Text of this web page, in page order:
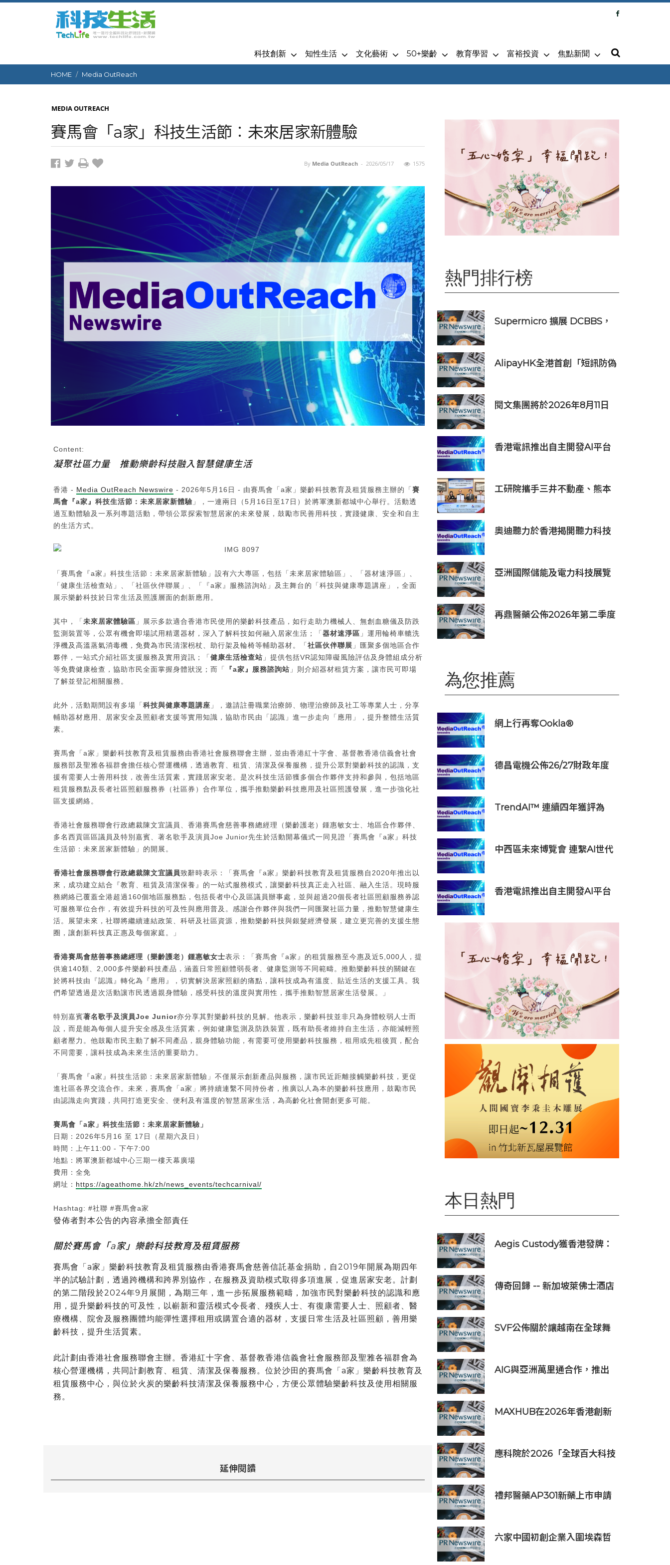
科技創新 知性生活 文化藝術 50+樂齡 教育學習 富裕投資 焦點新聞
HOME Media OutReach
MEDIA OUTREACH
賽馬會「a家」科技生活節︰未來居家新體驗
By Media OutReach - 2026/05/17 1575
Content:
凝聚社區力量 推動樂齡科技融入智慧健康生活
香港 - Media OutReach Newswire - 2026年5月16日 - 由賽馬會「a家」樂齡科技教育及租賃服務主辦的「賽
馬會『a家』科技生活節：未來居家新體驗 」，一連兩日（5月16日至17日）於將軍澳新都城中心舉行。活動透
過互動體驗及一系列專題活動，帶領公眾探索智慧居家的未來發展，鼓勵市民善用科技，實踐健康、安全和自主
的生活方式。
「賽馬會『a家』科技生活節：未來居家新體驗」設有六大專區，包括「未來居家體驗區」、「器材速淨區」、
「健康生活檢查站」、「社區伙伴聯展」、「『a家』服務諮詢站」及主舞台的「科技與健康專題講座」，全面
展示樂齡科技於日常生活及照護層面的創新應用。
其中，「未來居家體驗區 」展示多款適合香港市民使用的樂齡科技產品，如行走助力機械人、無創血糖儀及防跌
監測裝置等，公眾有機會即場試用精選器材，深入了解科技如何融入居家生活；「器材速淨區 」運用輪椅車轆洗
淨機及高溫蒸氣消毒機，免費為市民清潔枴杖、助行架及輪椅等輔助器材。「社區伙伴聯展 」匯聚多個地區合作
夥伴，一站式介紹社區支援服務及實用資訊；「健康生活檢查站 」提供包括VR認知障礙風險評估及身體組成分析
等免費健康檢查，協助市民全面掌握身體狀況；而「
『a家』服務諮詢站 」則介紹器材租賃方案，讓市民可即場
了解並登記相關服務。
此外，活動期間設有多場「科技與健康專題講座 」，邀請註冊職業治療師、物理治療師及社工等專業人士，分享
輔助器材應用、居家安全及照顧者支援等實用知識，協助市民由「認識」進一步走向「應用」，提升整體生活質
素。
賽馬會「a家」樂齡科技教育及租賃服務由香港社會服務聯會主辦，並由香港紅十字會、基督教香港信義會社會
服務部及聖雅各福群會擔任核心營運機構，透過教育、租賃、清潔及保養服務，提升公眾對樂齡科技的認識，支
援有需要人士善用科技，改善生活質素，實踐居家安老。是次科技生活節獲多個合作夥伴支持和參與，包括地區
租賃服務點及長者社區照顧服務券（社區券）合作單位，攜手推動樂齡科技應用及社區照護發展，進一步強化社
區支援網絡。
香港社會服務聯會行政總裁陳文宜議員、香港賽馬會慈善事務總經理（樂齡護老）鍾惠敏女士、地區合作夥伴、
多名西貢區區議員及特別嘉賓、著名歌手及演員Joe Junior先生於活動開幕儀式一同見證「賽馬會『a家』科技
生活節：未來居家新體驗」的開展。
香港社會服務聯會行政總裁陳文宜議員致辭時表示：「賽馬會『a家』樂齡科技教育及租賃服務自2020年推出以
來，成功建立結合『教育、租賃及清潔保養』的一站式服務模式，讓樂齡科技真正走入社區、融入生活。現時服
務網絡已覆蓋全港超過160個地區服務點，包括長者中心及區議員辦事處，並與超過20個長者社區照顧服務券認
可服務單位合作，有效提升科技的可及性與應用普及。感謝合作夥伴與我們一同匯聚社區力量，推動智慧健康生
活。展望未來，社聯將繼續連結政策、科研及社區資源，推動樂齡科技與銀髮經濟發展，建立更完善的支援生態
圈，讓創新科技真正惠及每個家庭。」
香港賽馬會慈善事務總經理（樂齡護老）鍾惠敏女士表示：「賽馬會『a家』的租賃服務至今惠及近5,000人，提
供逾140類、2,000多件樂齡科技產品，涵蓋日常照顧體弱長者、健康監測等不同範疇。推動樂齡科技的關鍵在
於將科技由『認識』轉化為『應用』，切實解決居家照顧的痛點，讓科技成為有溫度、貼近生活的支援工具。我
們希望透過是次活動讓市民透過親身體驗，感受科技的溫度與實用性，攜手推動智慧居家生活發展。」
特別嘉賓著名歌手及演員Joe Junior亦分享其對樂齡科技的見解。他表示，樂齡科技並非只為身體較弱人士而
設，而是能為每個人提升安全感及生活質素，例如健康監測及防跌裝置，既有助長者維持自主生活，亦能減輕照
顧者壓力。他鼓勵市民主動了解不同產品，親身體驗功能，有需要可使用樂齡科技服務，租用或先租後買，配合
不同需要，讓科技成為未來生活的重要助力。
「賽馬會『a家』科技生活節：未來居家新體驗」不僅展示創新產品與服務，讓市民近距離接觸樂齡科技，更促
進社區各界交流合作。未來，賽馬會「a家」將持續連繫不同持份者，推廣以人為本的樂齡科技應用，鼓勵市民
由認識走向實踐，共同打造更安全、便利及有溫度的智慧居家生活，為高齡化社會開創更多可能。
賽馬會「a家」科技生活節：未來居家新體驗」
日期：2026年5月16 至 17日（星期六及日）
時間：上午11:00 - 下午7:00
地點：將軍澳新都城中心三期一樓天幕廣場
費用：全免
網址： https://ageathome.hk/zh/news_events/techcarnival/
Hashtag: #社聯 #賽馬會a家
發佈者對本公告的內容承擔全部責任
關於賽馬會「a家」樂齡科技教育及租賃服務
賽馬會「a家」樂齡科技教育及租賃服務由香港賽馬會慈善信託基金捐助，自2019年開展為期四年
半的試驗計劃，透過跨機構和跨界別協作，在服務及資助模式取得多項進展，促進居家安老。計劃
的第二階段於2024年9月展開，為期三年，進一步拓展服務範疇，加強市民對樂齡科技的認識和應
用，提升樂齡科技的可及性，以嶄新和靈活模式令長者、殘疾人士、有復康需要人士、照顧者、醫
療機構、院舍及服務團體均能彈性選擇租用或購置合適的器材，支援日常生活及社區照顧，善用樂
齡科技，提升生活質素。
此計劃由香港社會服務聯會主辦。香港紅十字會、基督教香港信義會社會服務部及聖雅各福群會為
核心營運機構，共同計劃教育、租賃、清潔及保養服務。位於沙田的賽馬會「a家」樂齡科技教育及
租賃服務中心，與位於火炭的樂齡科技清潔及保養服務中心，方便公眾體驗樂齡科技及使用相關服
務。
延伸閱讀
熱門排行榜
Supermicro 擴展 DCBBS，
AlipayHK全港首創「短訊防偽
城反詐
閱文集團將於2026年8月11日
香港電訊推出自主開發AI平台
AI」
工研院攜手三井不動產、熊本
與應用市場商機
奧迪聽力於香港揭開聽力科技
專屬 Oticon Play SI 助聽器
亞洲國際儲能及電力科技展覽
再鼎醫藥公佈2026年第二季度
為您推薦
網上行再奪Ookla®
德昌電機公佈26/27財政年度
TrendAI™ 連續四年獲評為
中西區未來博覽會 連繫AI世代
香港電訊推出自主開發AI平台
本日熱門
Aegis Custody獲香港發牌：
傳奇回歸 -- 新加坡萊佛士酒店
SVF公佈關於讓越南在全球舞
AIG與亞洲萬里通合作，推出
MAXHUB在2026年香港創新
應科院於2026「全球百大科技
禮邦醫藥AP301新藥上市申請
六家中國初創企業入圍埃森哲